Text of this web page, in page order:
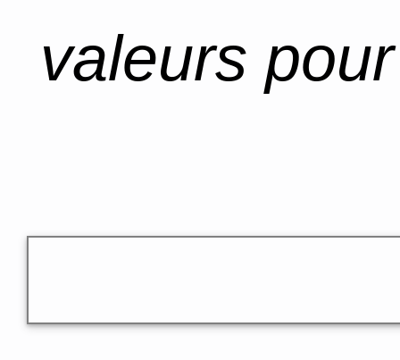
valeurs